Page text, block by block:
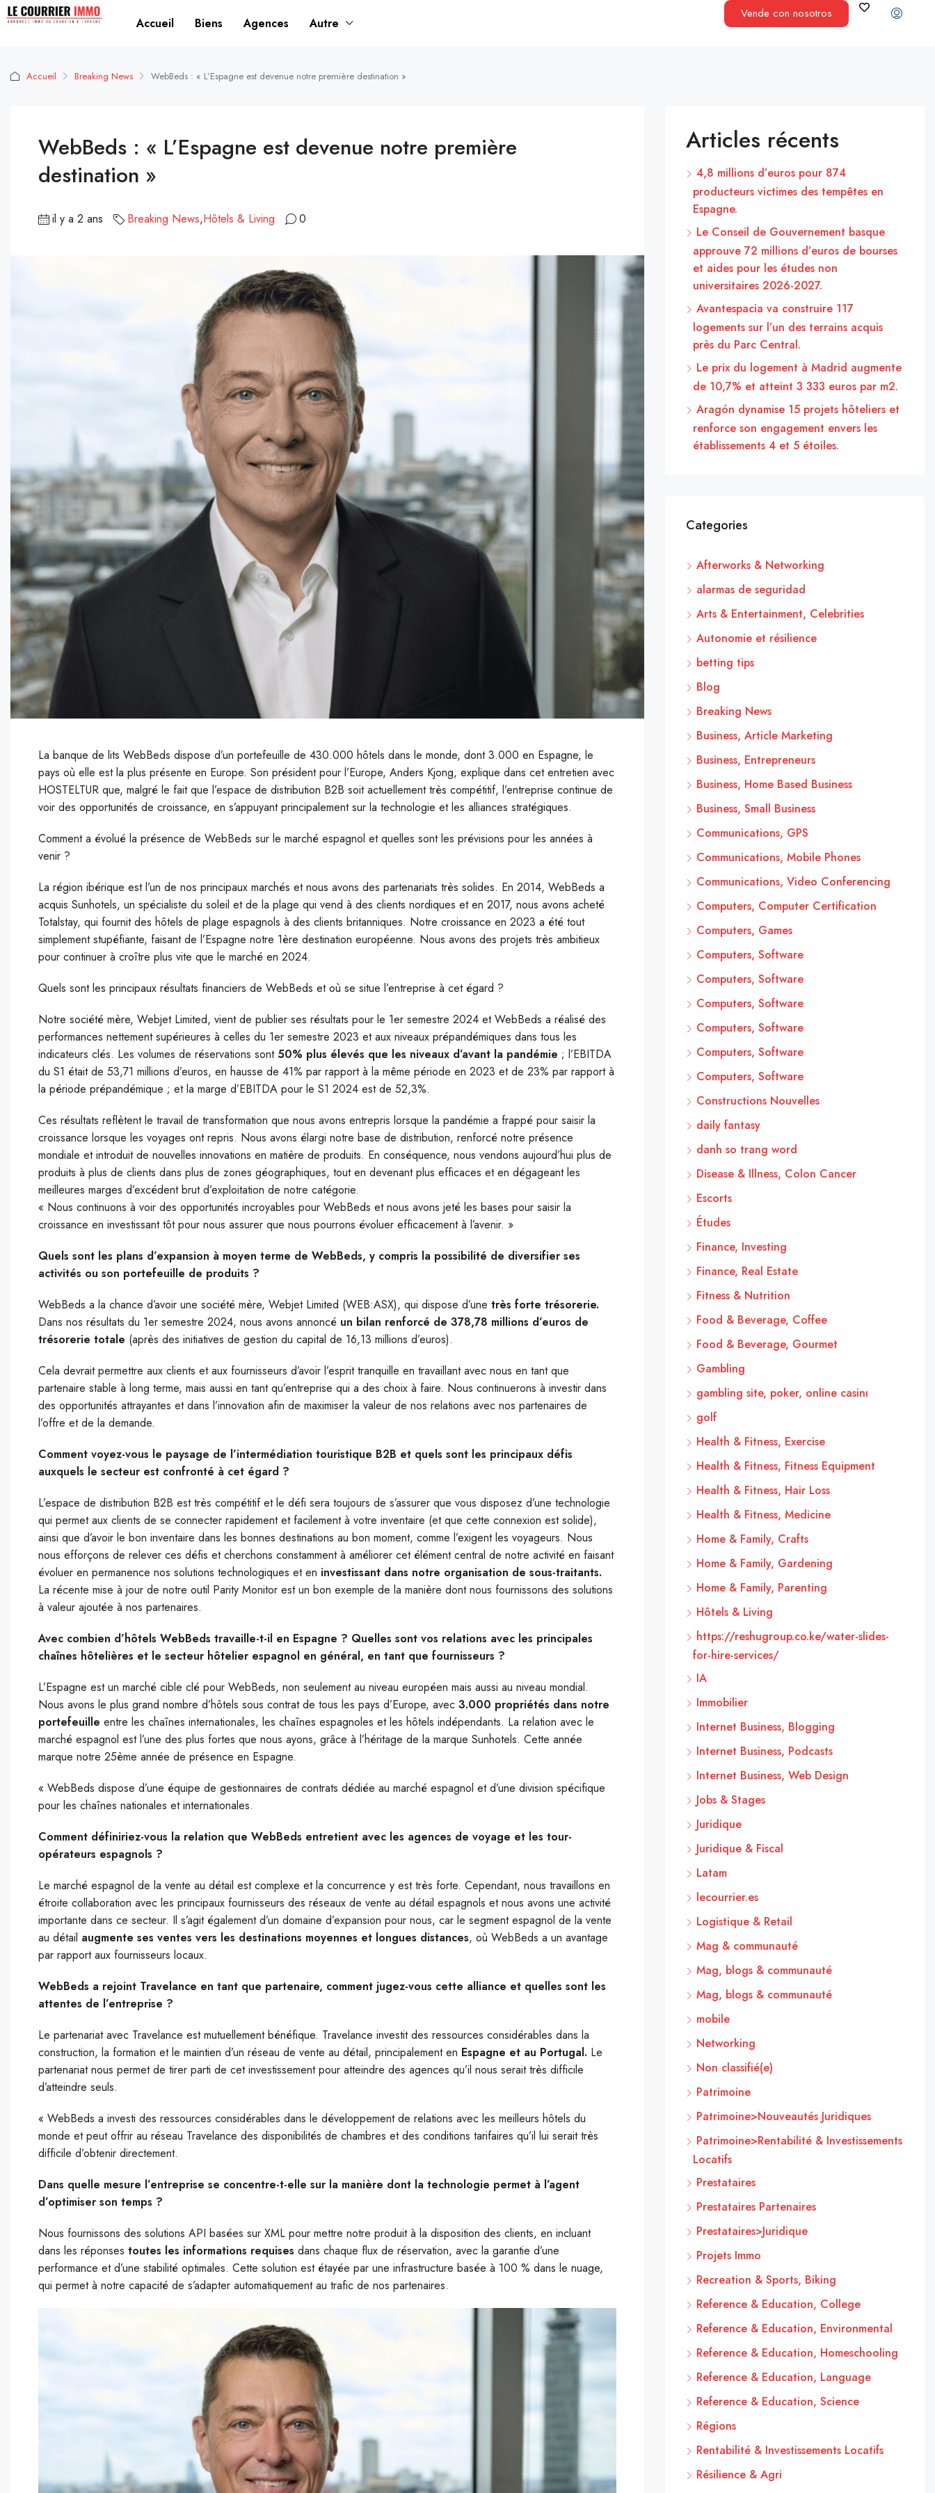
Accueil Biens Agences Autre
Vende con nosotros
Accueil Breaking News WebBeds : « L’Espagne est devenue notre première destination »
WebBeds : « L’Espagne est devenue notre première
destination »
il y a 2 ans Breaking News,Hôtels & Living 0
La banque de lits WebBeds dispose d’un portefeuille de 430.000 hôtels dans le monde, dont 3.000 en Espagne, le
pays où elle est la plus présente en Europe. Son président pour l’Europe, Anders Kjong, explique dans cet entretien avec
HOSTELTUR que, malgré le fait que l’espace de distribution B2B soit actuellement très compétitif, l’entreprise continue de
voir des opportunités de croissance, en s’appuyant principalement sur la technologie et les alliances stratégiques.
Comment a évolué la présence de WebBeds sur le marché espagnol et quelles sont les prévisions pour les années à
venir ?
La région ibérique est l’un de nos principaux marchés et nous avons des partenariats très solides. En 2014, WebBeds a
acquis Sunhotels, un spécialiste du soleil et de la plage qui vend à des clients nordiques et en 2017, nous avons acheté
Totalstay, qui fournit des hôtels de plage espagnols à des clients britanniques. Notre croissance en 2023 a été tout
simplement stupéfiante, faisant de l’Espagne notre 1ère destination européenne. Nous avons des projets très ambitieux
pour continuer à croître plus vite que le marché en 2024.
Quels sont les principaux résultats financiers de WebBeds et où se situe l’entreprise à cet égard ?
Notre société mère, Webjet Limited, vient de publier ses résultats pour le 1er semestre 2024 et WebBeds a réalisé des
performances nettement supérieures à celles du 1er semestre 2023 et aux niveaux prépandémiques dans tous les
indicateurs clés. Les volumes de réservations sont50% plus élevés que les niveaux d’avant la pandémie ; l’EBITDA
du S1 était de 53,71 millions d’euros, en hausse de 41% par rapport à la même période en 2023 et de 23% par rapport à
la période prépandémique ; et la marge d’EBITDA pour le S1 2024 est de 52,3%.
Ces résultats reflètent le travail de transformation que nous avons entrepris lorsque la pandémie a frappé pour saisir la
croissance lorsque les voyages ont repris. Nous avons élargi notre base de distribution, renforcé notre présence
mondiale et introduit de nouvelles innovations en matière de produits. En conséquence, nous vendons aujourd’hui plus de
produits à plus de clients dans plus de zones géographiques, tout en devenant plus efficaces et en dégageant les
meilleures marges d’excédent brut d’exploitation de notre catégorie.
« Nous continuons à voir des opportunités incroyables pour WebBeds et nous avons jeté les bases pour saisir la
croissance en investissant tôt pour nous assurer que nous pourrons évoluer efficacement à l’avenir. »
Quels sont les plans d’expansion à moyen terme de WebBeds, y compris la possibilité de diversifier ses
activités ou son portefeuille de produits ?
WebBeds a la chance d’avoir une société mère, Webjet Limited (WEB:ASX), qui dispose d’une très forte trésorerie.
Dans nos résultats du 1er semestre 2024, nous avons annoncé un bilan renforcé de 378,78 millions d’euros de
trésorerie totale (après des initiatives de gestion du capital de 16,13 millions d’euros).
Cela devrait permettre aux clients et aux fournisseurs d’avoir l’esprit tranquille en travaillant avec nous en tant que
partenaire stable à long terme, mais aussi en tant qu’entreprise qui a des choix à faire. Nous continuerons à investir dans
des opportunités attrayantes et dans l’innovation afin de maximiser la valeur de nos relations avec nos partenaires de
l’offre et de la demande.
Comment voyez-vous le paysage de l’intermédiation touristique B2B et quels sont les principaux défis
auxquels le secteur est confronté à cet égard ?
L’espace de distribution B2B est très compétitif et le défi sera toujours de s’assurer que vous disposez d’une technologie
qui permet aux clients de se connecter rapidement et facilement à votre inventaire (et que cette connexion est solide),
ainsi que d’avoir le bon inventaire dans les bonnes destinations au bon moment, comme l’exigent les voyageurs. Nous
nous efforçons de relever ces défis et cherchons constamment à améliorer cet élément central de notre activité en faisant
évoluer en permanence nos solutions technologiques et en investissant dans notre organisation de sous-traitants.
La récente mise à jour de notre outil Parity Monitor est un bon exemple de la manière dont nous fournissons des solutions
à valeur ajoutée à nos partenaires.
Avec combien d’hôtels WebBeds travaille-t-il en Espagne ? Quelles sont vos relations avec les principales
chaînes hôtelières et le secteur hôtelier espagnol en général, en tant que fournisseurs ?
L’Espagne est un marché cible clé pour WebBeds, non seulement au niveau européen mais aussi au niveau mondial.
Nous avons le plus grand nombre d’hôtels sous contrat de tous les pays d’Europe, avec 3.000 propriétés dans notre
portefeuille entre les chaînes internationales, les chaînes espagnoles et les hôtels indépendants. La relation avec le
marché espagnol est l’une des plus fortes que nous ayons, grâce à l’héritage de la marque Sunhotels. Cette année
marque notre 25ème année de présence en Espagne.
« WebBeds dispose d’une équipe de gestionnaires de contrats dédiée au marché espagnol et d’une division spécifique
pour les chaînes nationales et internationales.
Comment définiriez-vous la relation que WebBeds entretient avec les agences de voyage et les tour-
opérateurs espagnols ?
Le marché espagnol de la vente au détail est complexe et la concurrence y est très forte. Cependant, nous travaillons en
étroite collaboration avec les principaux fournisseurs des réseaux de vente au détail espagnols et nous avons une activité
importante dans ce secteur. Il s’agit également d’un domaine d’expansion pour nous, car le segment espagnol de la vente
au détail augmente ses ventes vers les destinations moyennes et longues distances, où WebBeds a un avantage
par rapport aux fournisseurs locaux.
WebBeds a rejoint Travelance en tant que partenaire, comment jugez-vous cette alliance et quelles sont les
attentes de l’entreprise ?
Le partenariat avec Travelance est mutuellement bénéfique. Travelance investit des ressources considérables dans la
construction, la formation et le maintien d’un réseau de vente au détail, principalement en Espagne et au Portugal. Le
partenariat nous permet de tirer parti de cet investissement pour atteindre des agences qu’il nous serait très difficile
d’atteindre seuls.
« WebBeds a investi des ressources considérables dans le développement de relations avec les meilleurs hôtels du
monde et peut offrir au réseau Travelance des disponibilités de chambres et des conditions tarifaires qu’il lui serait très
difficile d’obtenir directement.
Dans quelle mesure l’entreprise se concentre-t-elle sur la manière dont la technologie permet à l’agent
d’optimiser son temps ?
Nous fournissons des solutions API basées sur XML pour mettre notre produit à la disposition des clients, en incluant
dans les réponses toutes les informations requises dans chaque flux de réservation, avec la garantie d’une
performance et d’une stabilité optimales. Cette solution est étayée par une infrastructure basée à 100 % dans le nuage,
qui permet à notre capacité de s’adapter automatiquement au trafic de nos partenaires.
Articles récents
4,8 millions d’euros pour 874
producteurs victimes des tempêtes en
Espagne.
Le Conseil de Gouvernement basque
approuve 72 millions d’euros de bourses
et aides pour les études non
universitaires 2026-2027.
Avantespacia va construire 117
logements sur l’un des terrains acquis
près du Parc Central.
Le prix du logement à Madrid augmente
de 10,7% et atteint 3 333 euros par m2.
Aragón dynamise 15 projets hôteliers et
renforce son engagement envers les
établissements 4 et 5 étoiles.
Categories
Afterworks & Networking
alarmas de seguridad
Arts & Entertainment, Celebrities
Autonomie et résilience
betting tips
Blog
Breaking News
Business, Article Marketing
Business, Entrepreneurs
Business, Home Based Business
Business, Small Business
Communications, GPS
Communications, Mobile Phones
Communications, Video Conferencing
Computers, Computer Certification
Computers, Games
Computers, Software
Computers, Software
Computers, Software
Computers, Software
Computers, Software
Computers, Software
Constructions Nouvelles
daily fantasy
danh so trang word
Disease & Illness, Colon Cancer
Escorts
Études
Finance, Investing
Finance, Real Estate
Fitness & Nutrition
Food & Beverage, Coffee
Food & Beverage, Gourmet
Gambling
gambling site, poker, online casinı
golf
Health & Fitness, Exercise
Health & Fitness, Fitness Equipment
Health & Fitness, Hair Loss
Health & Fitness, Medicine
Home & Family, Crafts
Home & Family, Gardening
Home & Family, Parenting
Hôtels & Living
https://reshugroup.co.ke/water-slides-
for-hire-services/
IA
Immobilier
Internet Business, Blogging
Internet Business, Podcasts
Internet Business, Web Design
Jobs & Stages
Juridique
Juridique & Fiscal
Latam
lecourrier.es
Logistique & Retail
Mag & communauté
Mag, blogs & communauté
Mag, blogs & communauté
mobile
Networking
Non classifié(e)
Patrimoine
Patrimoine>Nouveautés Juridiques
Patrimoine>Rentabilité & Investissements
Locatifs
Prestataires
Prestataires Partenaires
Prestataires>Juridique
Projets Immo
Recreation & Sports, Biking
Reference & Education, College
Reference & Education, Environmental
Reference & Education, Homeschooling
Reference & Education, Language
Reference & Education, Science
Régions
Rentabilité & Investissements Locatifs
Résilience & Agri